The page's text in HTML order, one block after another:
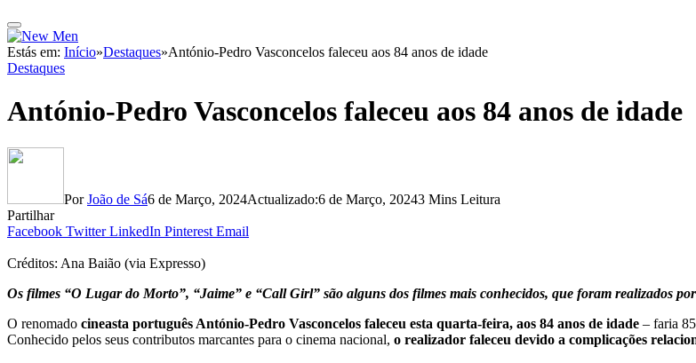
Estás em: Início»Destaques»António-Pedro Vasconcelos faleceu aos 84 anos de idade
Destaques
António-Pedro Vasconcelos faleceu aos 84 anos de idade
Por João de Sá6 de Março, 2024Actualizado:6 de Março, 20243 Mins Leitura
Partilhar
Facebook Twitter LinkedIn Pinterest Email
Créditos: Ana Baião (via Expresso)
Os filmes “O Lugar do Morto”, “Jaime” e “Call Girl” são alguns dos filmes mais conhecidos, que foram realizados
O renomado cineasta português António-Pedro Vasconcelos faleceu esta quarta-feira, aos 84 anos de idade – faria
Conhecido pelos seus contributos marcantes para o cinema nacional, o realizador faleceu devido a complicações